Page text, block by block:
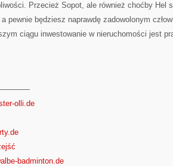
Przecież Sopot, ale również choćby Hel
pewnie będziesz naprawdę zadowolonym
ciągu inwestowanie w nieruchomości jest
olli.de
badminton.de